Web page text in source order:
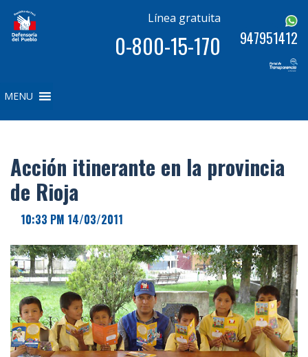
Línea gratuita
0-800-15-170 947951412
MENU
Acción itinerante en la provincia
de Rioja
10:33 PM 14/03/2011